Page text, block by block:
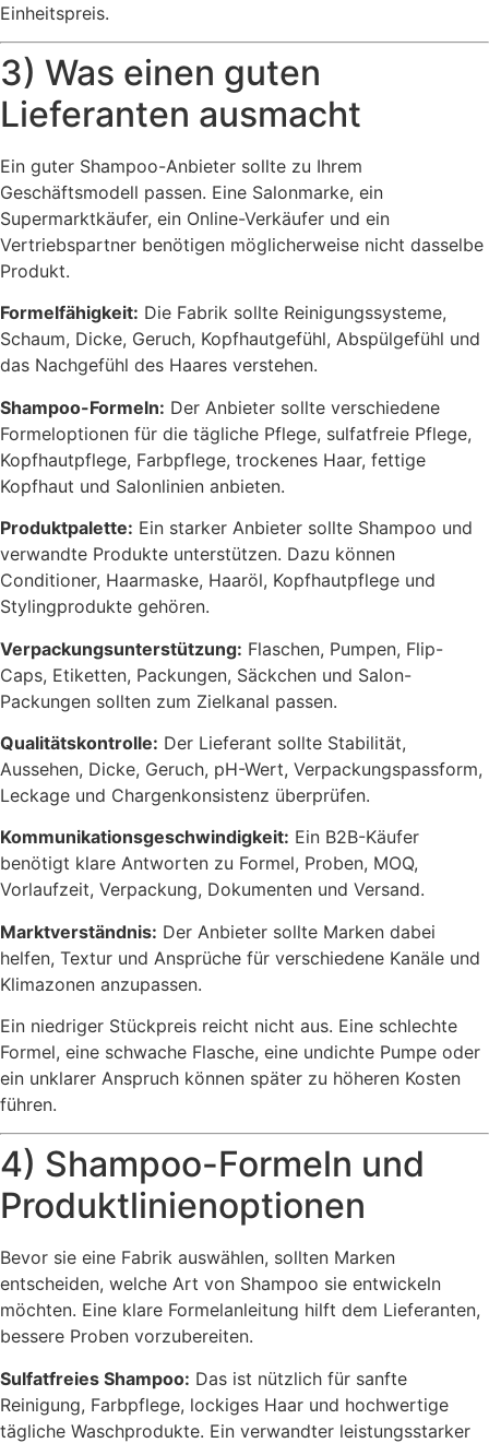
Einheitspreis.
3) Was einen guten
Lieferanten ausmacht
Ein guter Shampoo-Anbieter sollte zu Ihrem
Geschäftsmodell passen. Eine Salonmarke, ein
Supermarktkäufer, ein Online-Verkäufer und ein
Vertriebspartner benötigen möglicherweise nicht dasselbe
Produkt.
Formelfähigkeit: Die Fabrik sollte Reinigungssysteme,
Schaum, Dicke, Geruch, Kopfhautgefühl, Abspülgefühl und
das Nachgefühl des Haares verstehen.
Shampoo-Formeln: Der Anbieter sollte verschiedene
Formeloptionen für die tägliche Pflege, sulfatfreie Pflege,
Kopfhautpflege, Farbpflege, trockenes Haar, fettige
Kopfhaut und Salonlinien anbieten.
Produktpalette: Ein starker Anbieter sollte Shampoo und
verwandte Produkte unterstützen. Dazu können
Conditioner, Haarmaske, Haaröl, Kopfhautpflege und
Stylingprodukte gehören.
Verpackungsunterstützung: Flaschen, Pumpen, Flip-
Caps, Etiketten, Packungen, Säckchen und Salon-
Packungen sollten zum Zielkanal passen.
Qualitätskontrolle: Der Lieferant sollte Stabilität,
Aussehen, Dicke, Geruch, pH-Wert, Verpackungspassform,
Leckage und Chargenkonsistenz überprüfen.
Kommunikationsgeschwindigkeit: Ein B2B-Käufer
benötigt klare Antworten zu Formel, Proben, MOQ,
Vorlaufzeit, Verpackung, Dokumenten und Versand.
Marktverständnis: Der Anbieter sollte Marken dabei
helfen, Textur und Ansprüche für verschiedene Kanäle und
Klimazonen anzupassen.
Ein niedriger Stückpreis reicht nicht aus. Eine schlechte
Formel, eine schwache Flasche, eine undichte Pumpe oder
ein unklarer Anspruch können später zu höheren Kosten
führen.
4) Shampoo-Formeln und
Produktlinienoptionen
Bevor sie eine Fabrik auswählen, sollten Marken
entscheiden, welche Art von Shampoo sie entwickeln
möchten. Eine klare Formelanleitung hilft dem Lieferanten,
bessere Proben vorzubereiten.
Sulfatfreies Shampoo: Das ist nützlich für sanfte
Reinigung, Farbpflege, lockiges Haar und hochwertige
tägliche Waschprodukte. Ein verwandter leistungsstarker